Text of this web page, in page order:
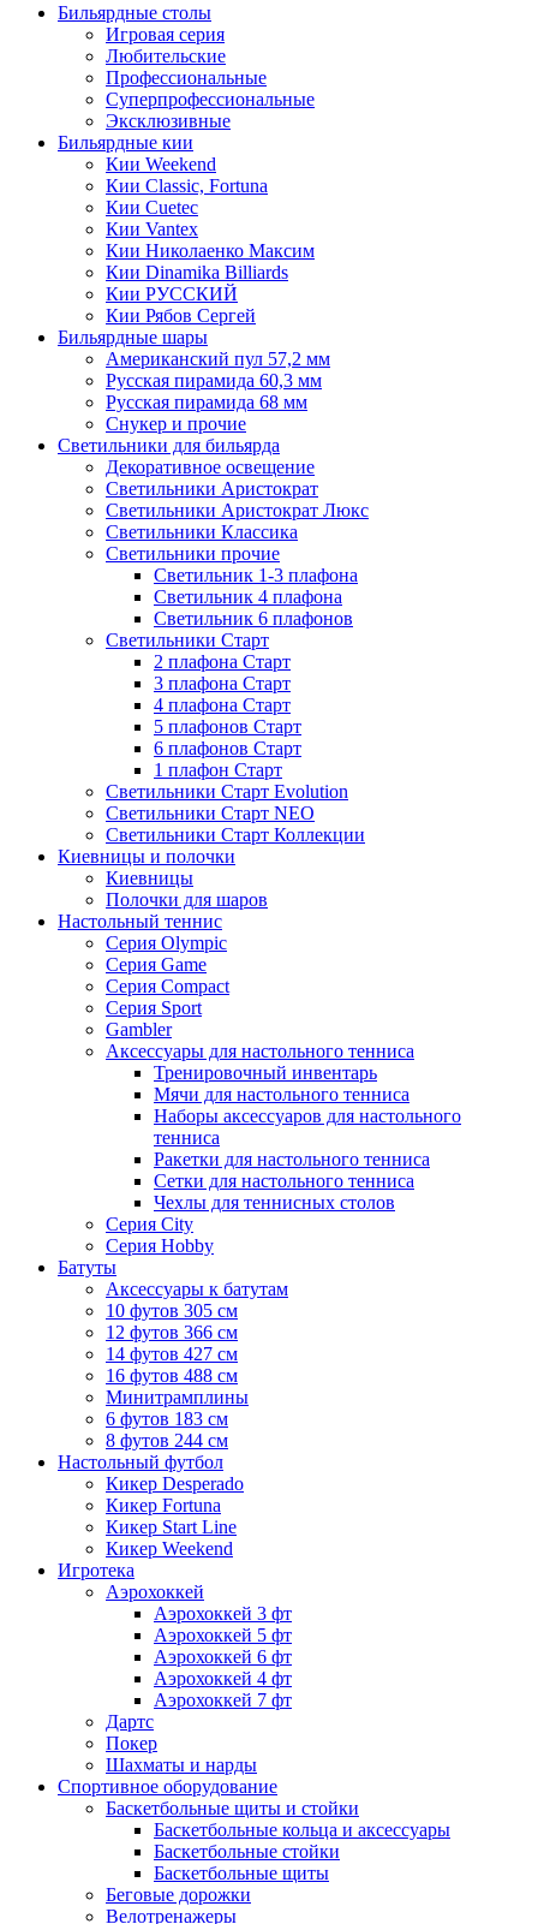
Бильярдные столы
Игровая серия
Любительские
Профессиональные
Суперпрофессиональные
Эксклюзивные
Бильярдные кии
Кии Weekend
Кии Classic, Fortuna
Кии Cuetec
Кии Vantex
Кии Николаенко Максим
Кии Dinamika Billiards
Кии РУССКИЙ
Кии Рябов Сергей
Бильярдные шары
Американский пул 57,2 мм
Русская пирамида 60,3 мм
Русская пирамида 68 мм
Снукер и прочие
Светильники для бильярда
Декоративное освещение
Светильники Аристократ
Светильники Аристократ Люкс
Светильники Классика
Светильники прочие
Светильник 1-3 плафона
Светильник 4 плафона
Светильник 6 плафонов
Светильники Старт
2 плафона Старт
3 плафона Старт
4 плафона Старт
5 плафонов Старт
6 плафонов Старт
1 плафон Старт
Светильники Старт Evolution
Светильники Старт NEO
Светильники Старт Коллекции
Киевницы и полочки
Киевницы
Полочки для шаров
Настольный теннис
Серия Olympic
Серия Game
Серия Compact
Серия Sport
Gambler
Аксессуары для настольного тенниса
Тренировочный инвентарь
Мячи для настольного тенниса
Наборы аксессуаров для настольного
тенниса
Ракетки для настольного тенниса
Сетки для настольного тенниса
Чехлы для теннисных столов
Серия City
Серия Hobby
Батуты
Аксессуары к батутам
10 футов 305 см
12 футов 366 см
14 футов 427 см
16 футов 488 см
Минитрамплины
6 футов 183 см
8 футов 244 см
Настольный футбол
Кикер Desperado
Кикер Fortuna
Кикер Start Line
Кикер Weekend
Игротека
Аэрохоккей
Аэрохоккей 3 фт
Аэрохоккей 5 фт
Аэрохоккей 6 фт
Аэрохоккей 4 фт
Аэрохоккей 7 фт
Дартс
Покер
Шахматы и нарды
Спортивное оборудование
Баскетбольные щиты и стойки
Баскетбольные кольца и аксессуары
Баскетбольные стойки
Баскетбольные щиты
Беговые дорожки
Велотренажеры